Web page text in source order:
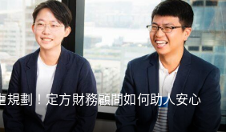
規劃！定方財務顧問如何助人安心